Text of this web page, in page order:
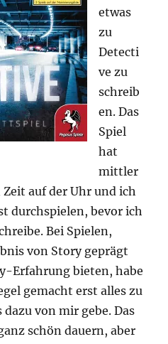
etwas
zu
Detecti
ve zu
schreib
en. Das
Spiel
hat
mittler
auf der Uhr und ich
durchspielen, bevor ich
Bei Spielen,
von Story geprägt
Erfahrung bieten, habe
gemacht erst alles zu
von mir gebe. Das
schön dauern, aber